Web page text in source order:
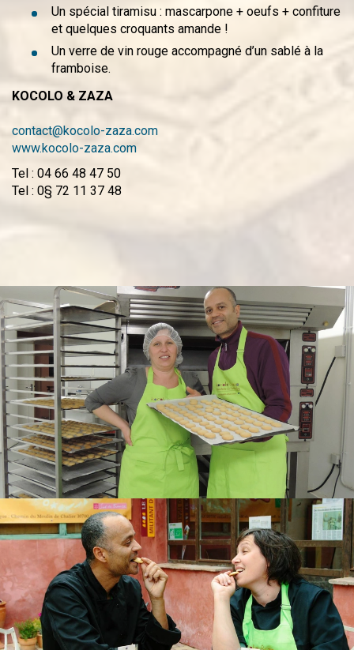
Un spécial tiramisu : mascarpone + oeufs + confiture
et quelques croquants amande !
Un verre de vin rouge accompagné d’un sablé à la
framboise.
KOCOLO & ZAZA
contact@kocolo-zaza.com
www.kocolo-zaza.com
Tel : 04 66 48 47 50
Tel : 0§ 72 11 37 48